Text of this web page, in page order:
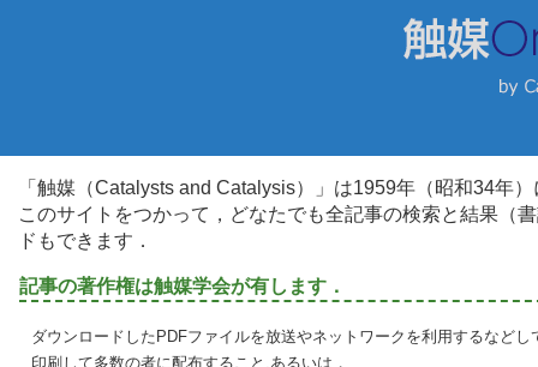
「触媒（Catalysts and Catalysis）」は1959年（昭和34年
このサイトをつかって，どなたでも全記事の検索と結果（
ドもできます．
記事の著作権は触媒学会が有します．
ダウンロードしたPDFファイルを放送やネットワークを利用するなど
印刷して多数の者に配布すること,あるいは，